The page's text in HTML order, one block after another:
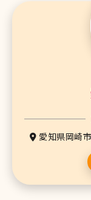
愛知県岡崎